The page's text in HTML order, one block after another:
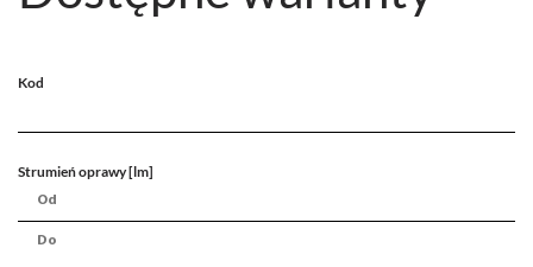
Kod
Strumień oprawy [lm]